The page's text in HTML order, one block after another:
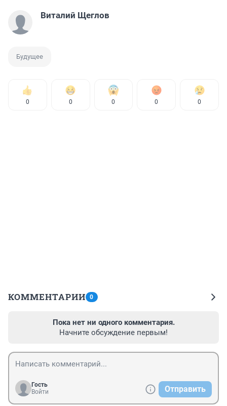
Виталий Щеглов
Будущее
0 0 0 0 0
КОММЕНТАРИИ 0
Пока нет ни одного комментария.
Начните обсуждение первым!
Гость
Войти
Отправить